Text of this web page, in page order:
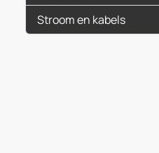
Stroom en kabels